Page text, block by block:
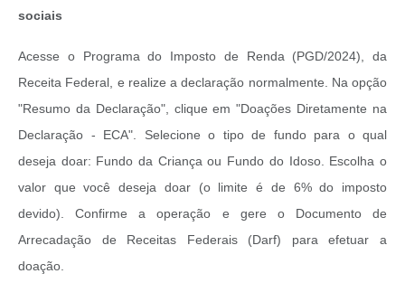
sociais
Acesse o Programa do Imposto de Renda (PGD/2024), da
Receita Federal, e realize a declaração normalmente. Na opção
"Resumo da Declaração", clique em "Doações Diretamente na
Declaração - ECA". Selecione o tipo de fundo para o qual
deseja doar: Fundo da Criança ou Fundo do Idoso. Escolha o
valor que você deseja doar (o limite é de 6% do imposto
devido). Confirme a operação e gere o Documento de
Arrecadação de Receitas Federais (Darf) para efetuar a
doação.